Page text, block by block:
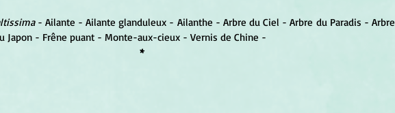
- Ailante - Ailante glanduleux - Ailanthe - Arbre du Ciel - Arbre du Paradis - Arbre
Japon - Frêne puant - Monte-aux-cieux - Vernis de Chine -
*